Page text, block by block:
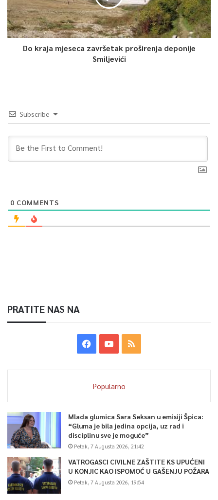
Do kraja mjeseca završetak proširenja deponije
Smiljevići
Subscribe
0 COMMENTS
PRATITE NAS NA
Popularno
Mlada glumica Sara Seksan u emisiji Špica:
“Gluma je bila jedina opcija, uz rad i
disciplinu sve je moguće”
Petak, 7 Augusta 2026, 21:42
VATROGASCI CIVILNE ZAŠTITE KS UPUĆENI
U KONJIC KAO ISPOMOĆ U GAŠENJU POŽARA
Petak, 7 Augusta 2026, 19:54